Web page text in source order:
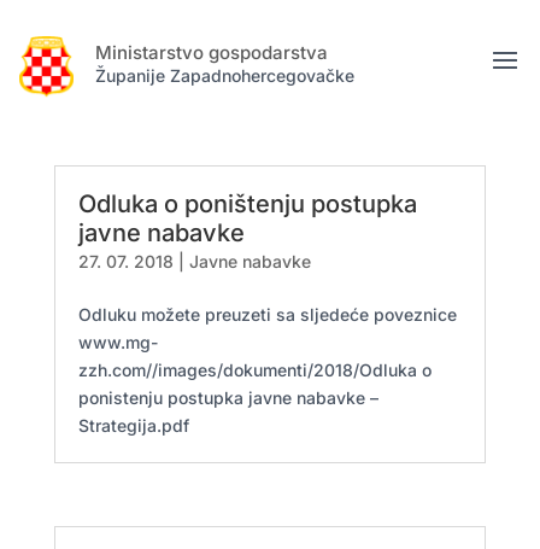
Ministarstvo gospodarstva
Županije Zapadnohercegovačke
Odluka o poništenju postupka
javne nabavke
27. 07. 2018 Javne nabavke
Odluku možete preuzeti sa sljedeće poveznice
www.mg-
zzh.com//images/dokumenti/2018/Odluka o
ponistenju postupka javne nabavke –
Strategija.pdf